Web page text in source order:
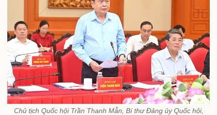
Chủ tịch Quốc hội Trần Thanh Mẫn, Bí thư Đảng ủy Quốc hội,